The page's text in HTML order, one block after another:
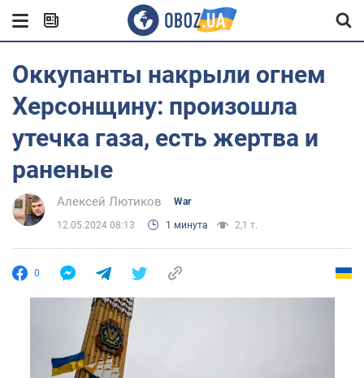
Оккупанты накрыли огнем
Херсонщину: произошла
утечка газа, есть жертва и
раненые
Алексей Лютиков War
12.05.2024 08:13 1 минута 2,1 т.
0